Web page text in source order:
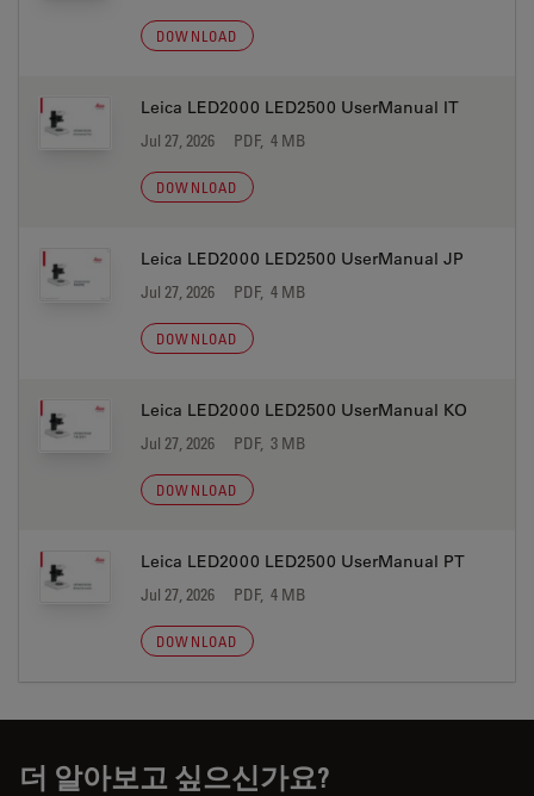
DOWNLOAD
Leica LED2000 LED2500 UserManual IT
Jul 27, 2026 PDF, 4 MB
DOWNLOAD
Leica LED2000 LED2500 UserManual JP
Jul 27, 2026 PDF, 4 MB
DOWNLOAD
Leica LED2000 LED2500 UserManual KO
Jul 27, 2026 PDF, 3 MB
DOWNLOAD
Leica LED2000 LED2500 UserManual PT
Jul 27, 2026 PDF, 4 MB
DOWNLOAD
더 알아보고 싶으신가요?